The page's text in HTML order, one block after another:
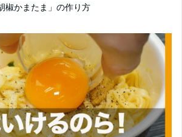
椒かまたま」の作り方